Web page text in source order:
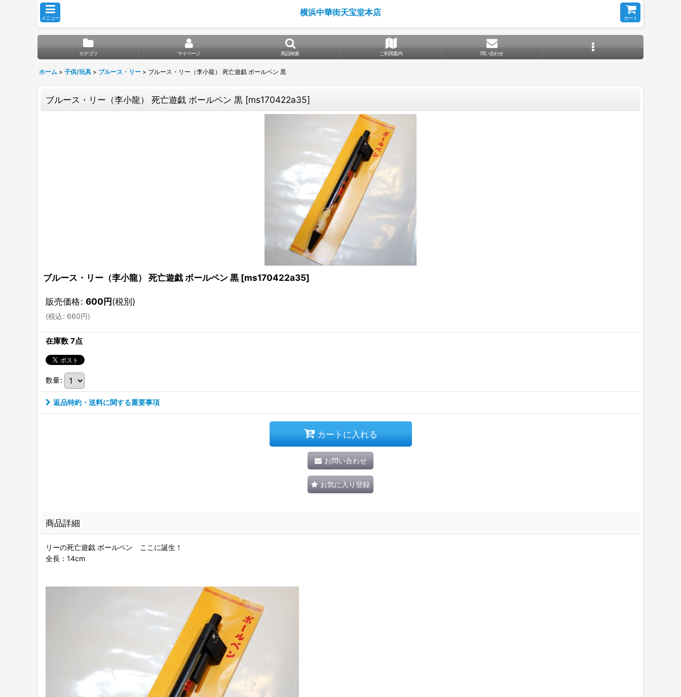
メニュー
横浜中華街天宝堂本店
カート
カテゴリ マイページ 商品検索 ご利用案内 問い合わせ
ホーム > 子供/玩具 > ブルース・リー > ブルース・リー（李小龍） 死亡遊戯 ボールペン 黒
ブルース・リー（李小龍） 死亡遊戯 ボールペン 黒 [ms170422a35]
ブルース・リー（李小龍） 死亡遊戯 ボールペン 黒 [ms170422a35]
販売価格: 600円(税別)
(税込: 660円)
在庫数 7点
数量:
返品特約・送料に関する重要事項
カートに入れる
お問い合わせ
お気に入り登録
商品詳細
リーの死亡遊戯 ボールペン ここに誕生！
全長：14cm